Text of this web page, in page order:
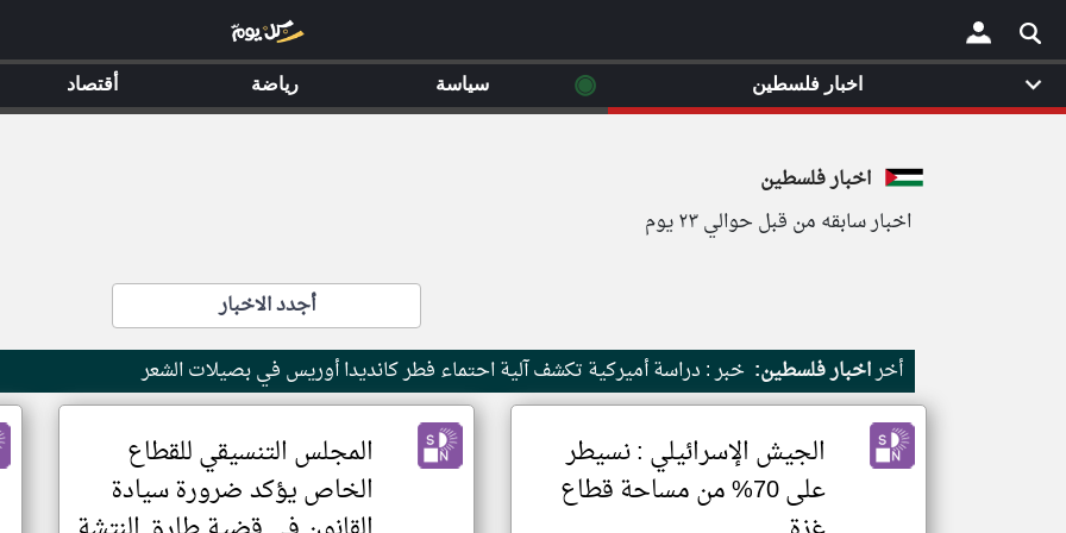
×
اخبار فلسطين
اخبار سابقه من قبل حوالي ٢٣ يوم
أجدد الاخبار
أخراخبار فلسطين: خبر : دراسة أميركية تكشف آلية احتماء فطر كانديدا أوريس في بصيلات الشعر
الجيش الإسرائيلي : نسيطر
على 70% من مساحة قطاع
المجلس التنسيقي للقطاع
الخاص يؤكد ضرورة سيادة
اخبار فلسطين ◉ سياسة رياضة أقتصاد